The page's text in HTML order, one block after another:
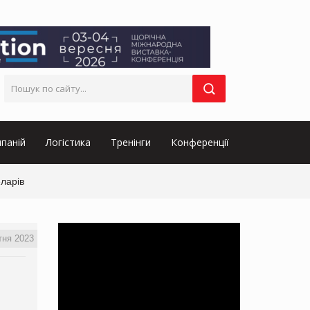
Логістика Тренінги Конференції
2023